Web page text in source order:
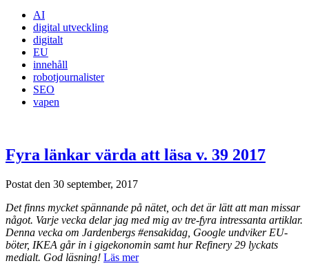
AI
digital utveckling
digitalt
EU
innehåll
robotjournalister
SEO
vapen
Fyra länkar värda att läsa v. 39 2017
Postat den 30 september, 2017
Det finns mycket spännande på nätet, och det är lätt att man missar
något. Varje vecka delar jag med mig av tre-fyra intressanta artiklar.
Denna vecka om Jardenbergs #ensakidag, Google undviker EU-
böter, IKEA går in i gigekonomin samt hur Refinery 29 lyckats
medialt. God läsning! Läs mer